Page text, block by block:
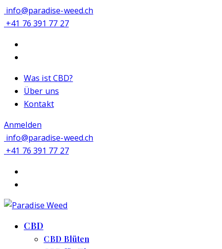
info@paradise-weed.ch
+41 76 391 77 27
Was ist CBD?
Über uns
Kontakt
Anmelden
info@paradise-weed.ch
+41 76 391 77 27
CBD
CBD Blüten